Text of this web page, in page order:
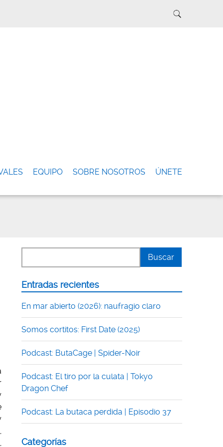
EQUIPO SOBRE NOSOTROS ÚNETE
Entradas recientes
En mar abierto (2026): naufragio claro
Somos cortitos: First Date (2025)
Podcast: ButaCage | Spider-Noir
Podcast: El tiro por la culata | Tokyo
Dragon Chef
Podcast: La butaca perdida | Episodio 37
Categorías